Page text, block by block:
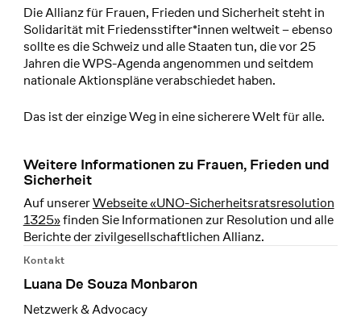
Die Allianz für Frauen, Frieden und Sicherheit steht in
Solidarität mit Friedensstifter*innen weltweit – ebenso
sollte es die Schweiz und alle Staaten tun, die vor 25
Jahren die WPS-Agenda angenommen und seitdem
nationale Aktionspläne verabschiedet haben.
Das ist der einzige Weg in eine sicherere Welt für alle.
Weitere Informationen zu Frauen, Frieden und
Sicherheit
Auf unsererWebseite «UNO-Sicherheitsratsresolution
1325»finden Sie Informationen zur Resolution und alle
Berichte der zivilgesellschaftlichen Allianz.
Kontakt
Luana De Souza Monbaron
Netzwerk & Advocacy